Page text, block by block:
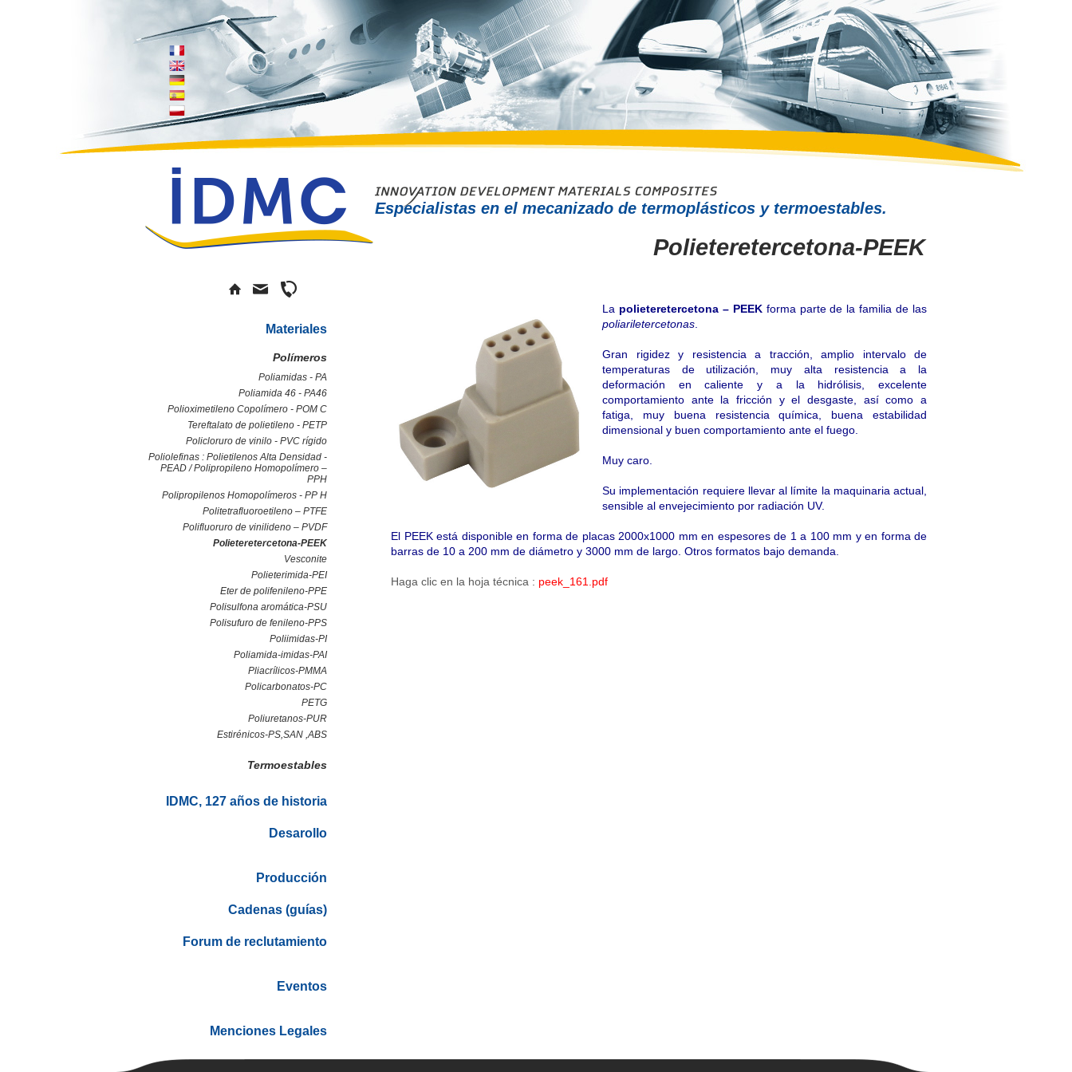
Materiales
Polímeros
Poliamidas - PA
Poliamida 46 - PA46
Polioximetileno Copolímero - POM C
Tereftalato de polietileno - PETP
Policloruro de vinilo - PVC rígido
Poliolefinas : Polietilenos Alta Densidad -
PEAD / Polipropileno Homopolímero –
PPH
Polipropilenos Homopolímeros - PP H
Politetrafluoroetileno – PTFE
Polifluoruro de vinilideno – PVDF
Polieteretercetona-PEEK
Vesconite
Polieterimida-PEI
Eter de polifenileno-PPE
Polisulfona aromática-PSU
Polisufuro de fenileno-PPS
Poliimidas-PI
Poliamida-imidas-PAI
Pliacrílicos-PMMA
Policarbonatos-PC
PETG
Poliuretanos-PUR
Estirénicos-PS,SAN ,ABS
Termoestables
IDMC, 127 años de historia
Desarollo
Producción
Cadenas (guías)
Forum de reclutamiento
Eventos
Menciones Legales
Especialistas en el mecanizado de termoplásticos y termoestables.
Polieteretercetona-PEEK
La polieteretercetona – PEEKforma parte de la familia de las
poliariletercetonas
Gran rigidez y resistencia a tracción, amplio intervalo de
temperaturas de utilización, muy alta resistencia a la
deformación en caliente y a la hidrólisis, excelente
comportamiento ante la fricción y el desgaste, así como a
fatiga, muy buena resistencia química, buena estabilidad
dimensional y buen comportamiento ante el fuego.
Muy caro.
Su implementación requiere llevar al límite la maquinaria actual,
sensible al envejecimiento por radiación UV.
El PEEK está disponible en forma de placas 2000x1000 mm en espesores de 1 a 100 mm y en forma de
barras de 10 a 200 mm de diámetro y 3000 mm de largo. Otros formatos bajo demanda.
Haga clic en la hoja técnica : peek_161.pdf